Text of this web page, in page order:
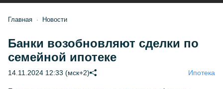
Главная Новости
Банки возобновляют сделки по
семейной ипотеке
14.11.2024 12:33 (мск+2) Ипотека